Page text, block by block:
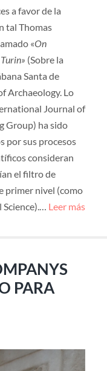
a favor de la
tal Thomas
«On
(Sobre la
Santa de
Archaeology. Lo
Journal of
Group) ha sido
por sus procesos
consideran
el filtro de
primer nivel (como
Leer más
PARA